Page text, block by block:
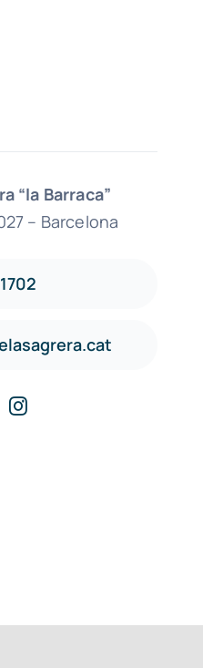
“la Barraca”
– Barcelona